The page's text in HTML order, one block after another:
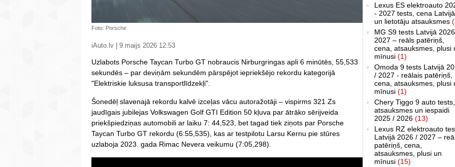
Foto: Porsche
iAuto.lv | 9.maijs 2026 12:53
Uzlabots Porsche Taycan Turbo GT nobraucis Nirburgringas apli 6 minūtēs, 55,533
sekundēs – par deviņām sekundēm pārspējot iepriekšējo rekordu kategorijā
"Elektriskie luksusa transportlīdzekļi".
Šonedēļ slavenajā rekordu kalvē izceļas vācu autoražotāji – vispirms 321 Zs
jaudīgais jubilejas Volkswagen Golf GTI Edition 50 kļuva par ātrāko sērijveida
priekšpiedziņas automobili ar laiku 7: 44,523, bet tagad tiek ziņots par Porsche
Taycan Turbo GT rekordu (6:55,535), kas ar testpilotu Larsu Kernu pie stūres
uzlaboja 2023. gada Rimac Nevera veikumu (7:05,298).
Lexus ES elektroauto
- 2027 tests, cena Latvijā
un lietotāju atsauksmes
MG S9 tests Latvijā
2027 – reāls patēriņš,
cena, atsauksmes, plusi
mīnusi (1)
Omoda 9 tests Latvijā
/ 2027 - reālais patēriņš,
cena, atsauksmes, plusi
mīnusi (1)
Chery Tiggo 9 auto tests,
atsauksmes un iespaidi
2025 / 2026 (13)
Lexus RZ elektroauto
Latvijā 2026 / 2027 –
patēriņš, cena,
atsauksmes, plusi un
mīnusi (15)